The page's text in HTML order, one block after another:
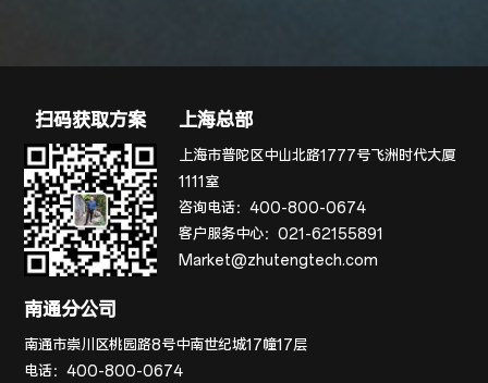
扫码获取方案 上海总部
上海市普陀区中山北路1777号飞洲时代大厦
1111室
咨询电话：400-800-0674
客户服务中心：021-62155891
Market@zhutengtech.com
南通分公司
南通市崇川区桃园路8号中南世纪城17幢17层
电话：400-800-0674